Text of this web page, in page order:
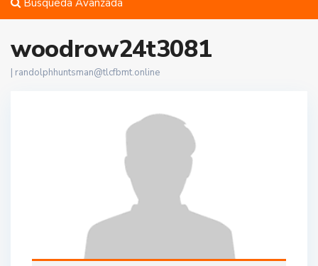
Búsqueda Avanzada
woodrow24t3081
randolphhuntsman@tlcfbmt.online